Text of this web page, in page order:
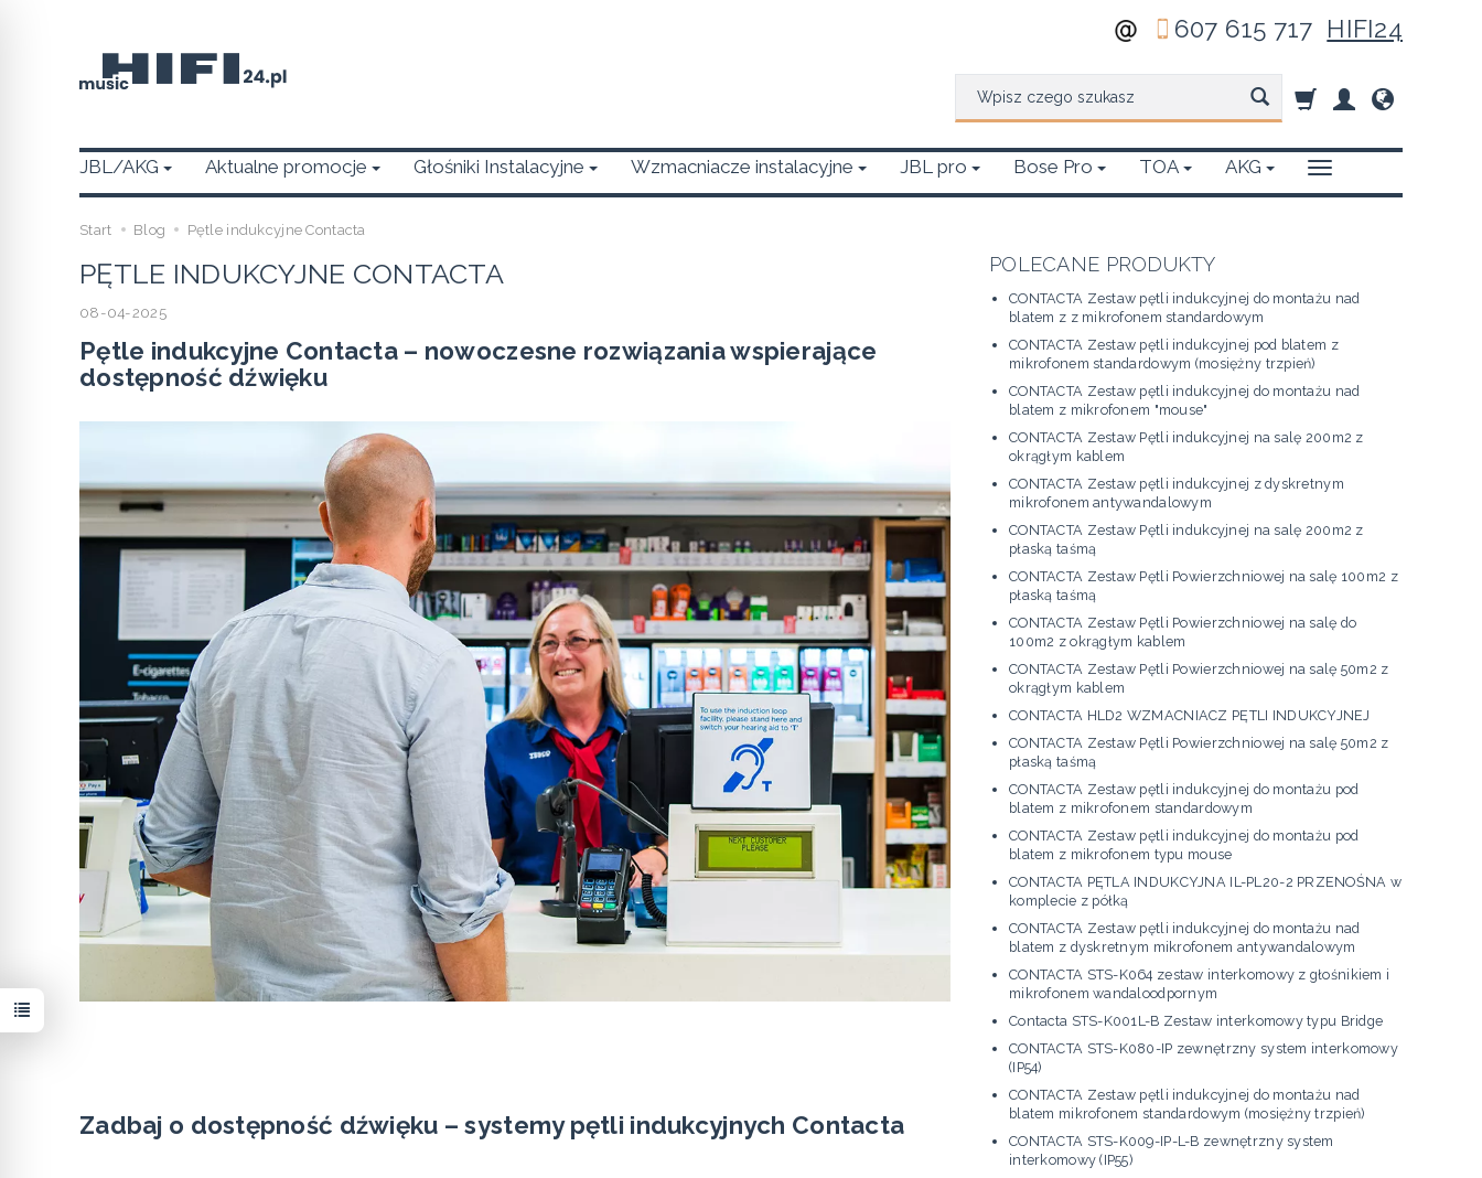
607 615 717 HIFI24
JBL/AKG Aktualne promocje Głośniki Instalacyjne Wzmacniacze instalacyjne JBL pro Bose Pro TOA AKG
Start Blog Pętle indukcyjne Contacta
PĘTLE INDUKCYJNE CONTACTA
08-04-2025
Pętle indukcyjne Contacta – nowoczesne rozwiązania wspierające
dostępność dźwięku
Zadbaj o dostępność dźwięku – systemy pętli indukcyjnych Contacta
POLECANE PRODUKTY
CONTACTA Zestaw pętli indukcyjnej do montażu nad
blatem z z mikrofonem standardowym
CONTACTA Zestaw pętli indukcyjnej pod blatem z
mikrofonem standardowym (mosiężny trzpień)
CONTACTA Zestaw pętli indukcyjnej do montażu nad
blatem z mikrofonem "mouse"
CONTACTA Zestaw Pętli indukcyjnej na salę 200m2 z
okrągłym kablem
CONTACTA Zestaw pętli indukcyjnej z dyskretnym
mikrofonem antywandalowym
CONTACTA Zestaw Pętli indukcyjnej na salę 200m2 z
płaską taśmą
CONTACTA Zestaw Pętli Powierzchniowej na salę 100m2 z
płaską taśmą
CONTACTA Zestaw Pętli Powierzchniowej na salę do
100m2 z okrągłym kablem
CONTACTA Zestaw Pętli Powierzchniowej na salę 50m2 z
okrągłym kablem
CONTACTA HLD2 WZMACNIACZ PĘTLI INDUKCYJNEJ
CONTACTA Zestaw Pętli Powierzchniowej na salę 50m2 z
płaską taśmą
CONTACTA Zestaw pętli indukcyjnej do montażu pod
blatem z mikrofonem standardowym
CONTACTA Zestaw pętli indukcyjnej do montażu pod
blatem z mikrofonem typu mouse
CONTACTA PĘTLA INDUKCYJNA IL-PL20-2 PRZENOŚNA w
komplecie z półką
CONTACTA Zestaw pętli indukcyjnej do montażu nad
blatem z dyskretnym mikrofonem antywandalowym
CONTACTA STS-K064 zestaw interkomowy z głośnikiem i
mikrofonem wandaloodpornym
Contacta STS-K001L-B Zestaw interkomowy typu Bridge
CONTACTA STS-K080-IP zewnętrzny system interkomowy
(IP54)
CONTACTA Zestaw pętli indukcyjnej do montażu nad
blatem mikrofonem standardowym (mosiężny trzpień)
CONTACTA STS-K009-IP-L-B zewnętrzny system
interkomowy (IP55)